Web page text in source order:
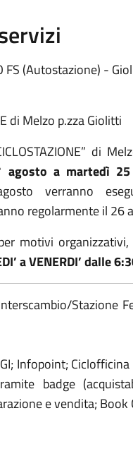
FS (Autostazione) -
di Melzo p.zza Giolitti
di
agosto a martedì
verranno
regolarmente il 26
motivi
a VENERDI’ dalle
Stazione
Infopoint;
badge
e vendita; Book